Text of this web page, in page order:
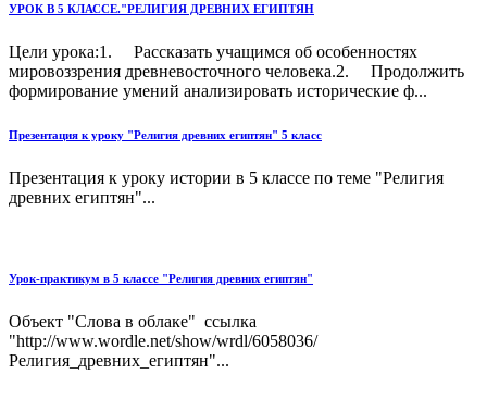
УРОК В 5 КЛАССЕ."РЕЛИГИЯ ДРЕВНИХ ЕГИПТЯН
Цели урока:1. Рассказать учащимся об особенностях
мировоззрения древневосточного человека.2. Продолжить
формирование умений анализировать исторические ф...
Презентация к уроку "Религия древних египтян" 5 класс
Презентация к уроку истории в 5 классе по теме "Религия
древних египтян"...
Урок-практикум в 5 классе "Религия древних египтян"
Объект "Слова в облаке" ссылка
"http://www.wordle.net/show/wrdl/6058036/
Религия_древних_египтян"...